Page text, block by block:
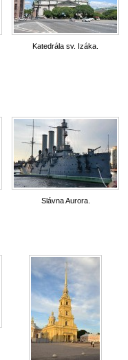
Katedrála sv. Izáka.
Slávna Aurora.